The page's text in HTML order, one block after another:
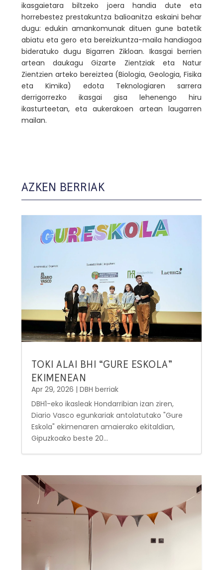
ikasgaietara biltzeko joera handia dute eta
horrebestez prestakuntza balioanitza eskaini behar
dugu: edukin amankomunak dituen gune batetik
abiatu eta gero eta bereizkuntza-maila handiagoa
bideratuko dugu Bigarren Zikloan. Ikasgai berrien
artean daukagu Gizarte Zientziak eta Natur
Zientzien arteko bereiztea (Biologia, Geologia, Fisika
eta Kimika) edota Teknologiaren sarrera
derrigorrezko ikasgai gisa lehenengo hiru
ikasturteetan, eta aukerakoen artean laugarren
mailan.
AZKEN BERRIAK
TOKI ALAI BHI “GURE ESKOLA”
EKIMENEAN
Apr 29, 2026 | DBH berriak
DBH1-eko ikasleak Hondarribian izan ziren,
Diario Vasco egunkariak antolatutako "Gure
Eskola" ekimenaren amaierako ekitaldian,
Gipuzkoako beste 20...